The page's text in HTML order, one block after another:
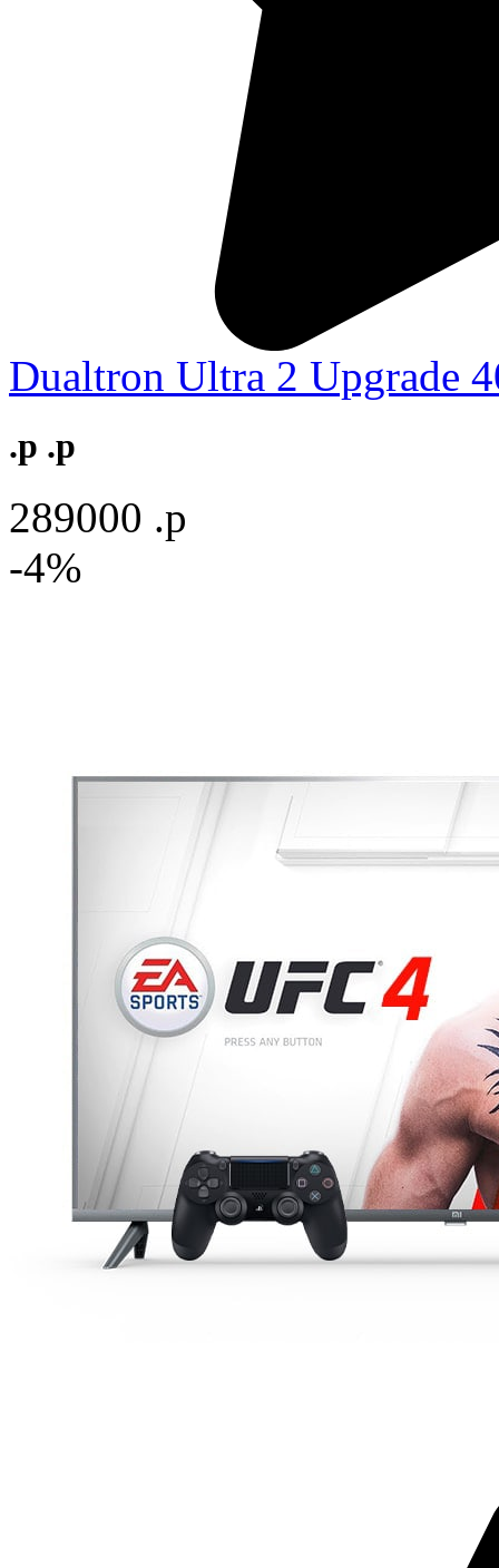
Dualtron Ultra 2 Upgrade
.р .р
289000 .р
-4%